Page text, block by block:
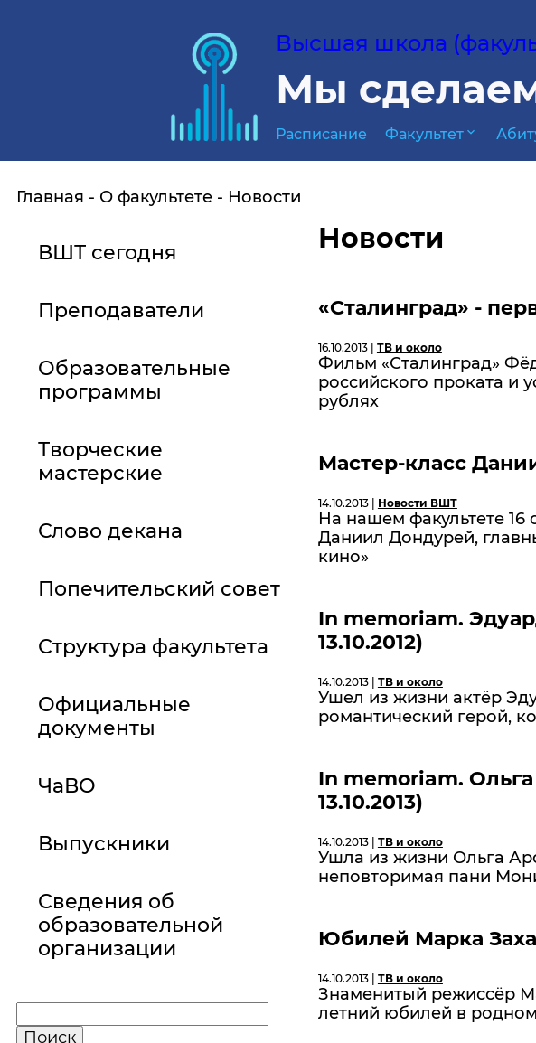
Высшая школа
Мы
Расписание Факультет expand_more
Главная О факультете Новости
ВШТ сегодня
Преподаватели
Образовательные
программы
Творческие
мастерские
Слово декана
Попечительский совет
Структура факультета
Официальные
документы
ЧаВО
Выпускники
Сведения об
образовательной
организации
Новости
«Сталинград» -
16.10.2013 | ТВ и около
Фильм «Сталинград»
российского проката и
рублях
Мастер-класс
14.10.2013 | Новости ВШТ
На нашем факультете 16
Даниил Дондурей,
кино»
In memoriam.
13.10.2012)
14.10.2013 | ТВ и около
Ушел из жизни актёр
романтический герой,
In memoriam. Ольга
13.10.2013)
14.10.2013 | ТВ и около
Ушла из жизни Ольга
неповторимая пани
Юбилей Марка
14.10.2013 | ТВ и около
Знаменитый режиссёр
летний юбилей в